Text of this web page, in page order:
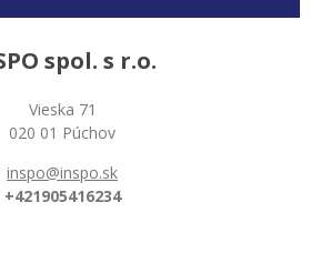
spol. s r.o.
Vieska 71
020 01 Púchov
inspo@inspo.sk
+421905416234